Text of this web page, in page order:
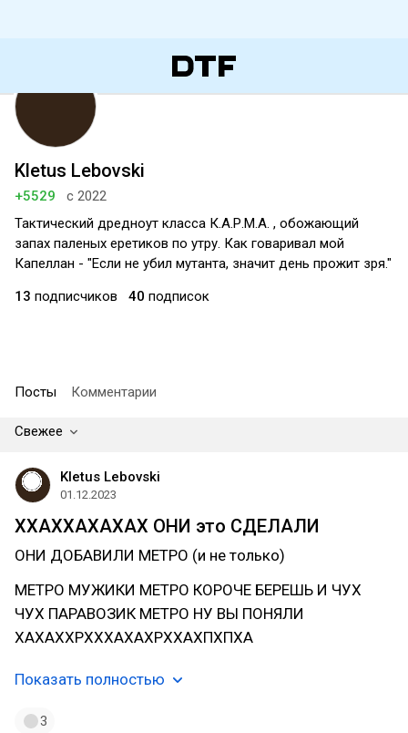
Kletus Lebovski
+5529
с 2022
Тактический дредноут класса К.А.Р.М.А. , обожающий
запах паленых еретиков по утру. Как говаривал мой
Капеллан - "Если не убил мутанта, значит день прожит зря."
13 подписчиков 40 подписок
Посты Комментарии
Свежее
Kletus Lebovski
01.12.2023
ХХАХХАХАХАХ ОНИ это СДЕЛАЛИ
ОНИ ДОБАВИЛИ МЕТРО (и не только)
МЕТРО МУЖИКИ МЕТРО КОРОЧЕ БЕРЕШЬ И ЧУХ
ЧУХ ПАРАВОЗИК МЕТРО НУ ВЫ ПОНЯЛИ
ХАХАХХРХХХАХАХРХХАХПХПХА
Показать полностью
3